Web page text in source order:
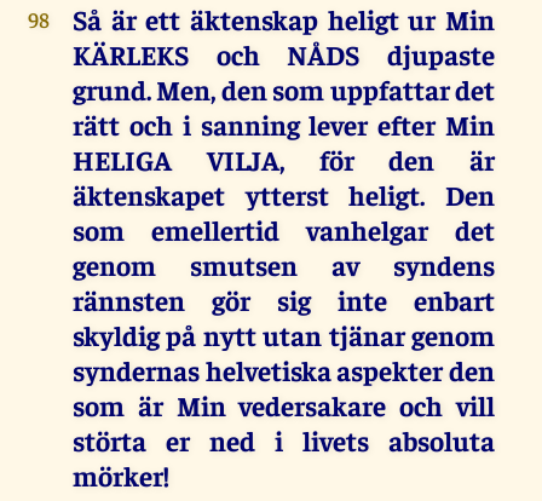
98
Så är ett äktenskap heligt ur Min
KÄRLEKS och NÅDS djupaste
grund. Men, den som uppfattar det
rätt och i sanning lever efter Min
HELIGA VILJA, för den är
äktenskapet ytterst heligt. Den
som emellertid vanhelgar det
genom smutsen av syndens
rännsten gör sig inte enbart
skyldig på nytt utan tjänar genom
syndernas helvetiska aspekter den
som är Min vedersakare och vill
störta er ned i livets absoluta
mörker!